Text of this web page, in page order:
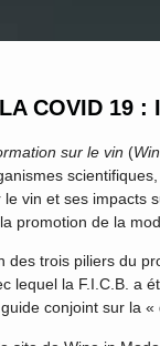
COVID 19 :
sur le vin (
vin et ses impacts
promotion de la
des trois piliers du
lequel la F.I.C.B. a
guide conjoint sur la